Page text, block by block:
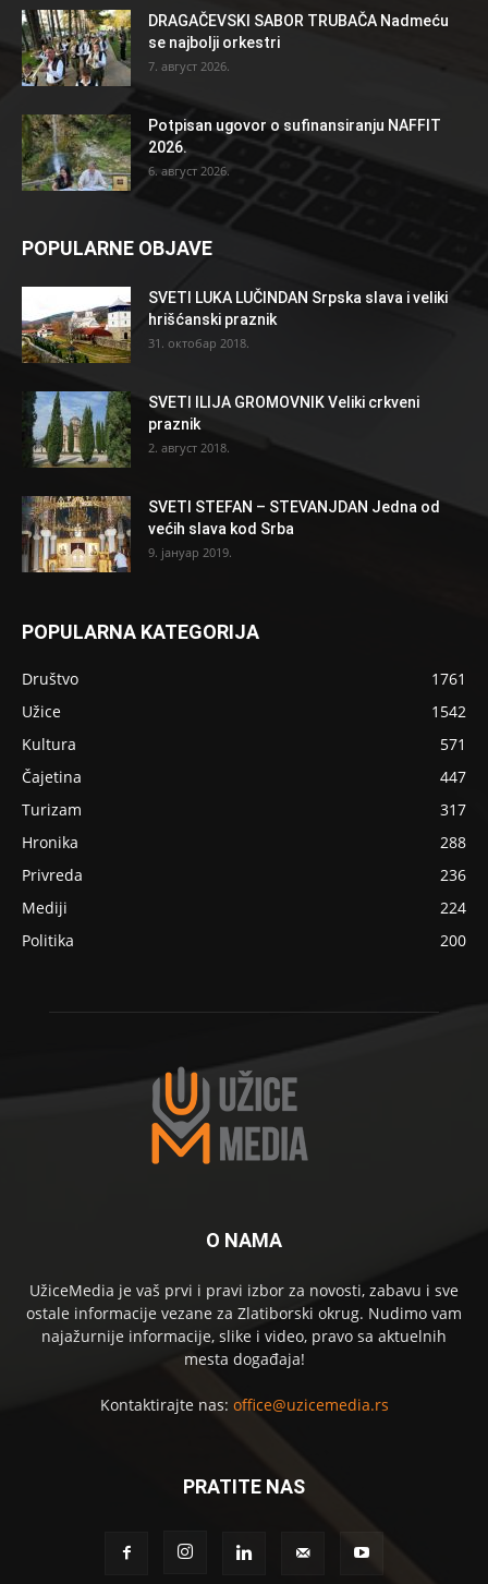
DRAGAČEVSKI SABOR TRUBAČA Nadmeću
se najbolji orkestri
7. август 2026.
Potpisan ugovor o sufinansiranju NAFFIT
2026.
6. август 2026.
POPULARNE OBJAVE
SVETI LUKA LUČINDAN Srpska slava i veliki
hrišćanski praznik
31. октобар 2018.
SVETI ILIJA GROMOVNIK Veliki crkveni
praznik
2. август 2018.
SVETI STEFAN – STEVANJDAN Jedna od
većih slava kod Srba
9. јануар 2019.
POPULARNA KATEGORIJA
Društvo
1761
Užice
1542
Kultura
571
Čajetina
447
Turizam
317
Hronika
288
Privreda
236
Mediji
224
Politika
200
O NAMA
UžiceMedia je vaš prvi i pravi izbor za novosti, zabavu i sve
ostale informacije vezane za Zlatiborski okrug. Nudimo vam
najažurnije informacije, slike i video, pravo sa aktuelnih
mesta događaja!
Kontaktirajte nas: office@uzicemedia.rs
PRATITE NAS